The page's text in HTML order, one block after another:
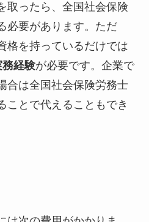
取ったら、全国社会保険
必要があります。ただ
格を持っているだけでは
経験が必要です。企業で
合は全国社会保険労務士
ことで代えることもでき